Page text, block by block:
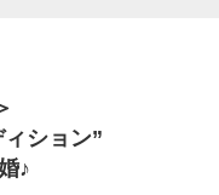
ション”
♪